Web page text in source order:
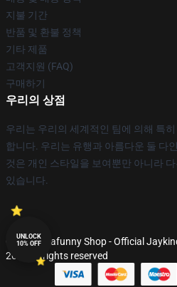
지불 기간
반품 및 환불 정책
기타 제품
고객지원 (FAQ)
구매하기
우리의 상점
우리는 우리의 세계적인 팀에 의해 특
합니다. 우리는 유행과 아름다운 둘 다
것은 개인 스타일을 보여뿐만 아니라
있습니다.
© Jaykindafunny Shop - Official
2026 all rights reserved
UNLOCK
10% OFF